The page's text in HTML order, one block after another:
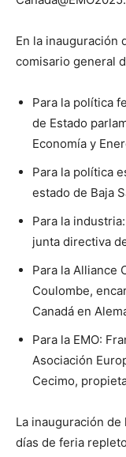
En la inauguración
comisario general
Para la política
de Estado
Economía y
Para la política
estado de Baja
Para la
junta directiva
Para la Alliance
Coulombe,
Canadá en
Para la EMO:
Asociación
Cecimo,
La inauguración de
días de feria